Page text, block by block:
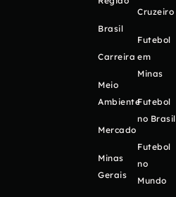
Brasil
Carreira
Meio
Ambiente
Mercado
Minas
Gerais
Cruzeiro
Futebol
em
Minas
Futebol
no Brasil
Futebol
no
Mundo